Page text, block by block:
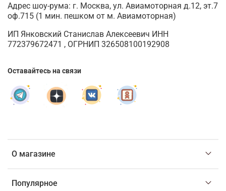
О магазине
Популярное
Адрес шоу-рума: г. Москва, ул. Авиамоторная д.12, эт.7
оф.715 (1 мин. пешком от м. Авиамоторная)
ИП Янковский Станислав Алексеевич ИНН
772379672471 , ОГРНИП 326508100192908
Оставайтесь на связи